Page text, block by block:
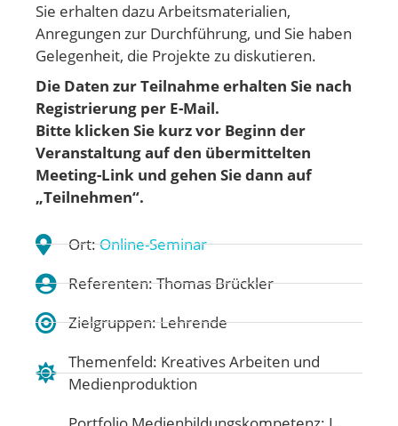
Sie erhalten dazu Arbeitsmaterialien,
Anregungen zur Durchführung, und Sie haben
Gelegenheit, die Projekte zu diskutieren.
Die Daten zur Teilnahme erhalten Sie nach
Registrierung per E-Mail.
Bitte klicken Sie kurz vor Beginn der
Veranstaltung auf den übermittelten
Meeting-Link und gehen Sie dann auf
„Teilnehmen“.
Ort:Online-Seminar
Referenten: Thomas Brückler
Zielgruppen: Lehrende
Themenfeld: Kreatives Arbeiten und
Medienproduktion